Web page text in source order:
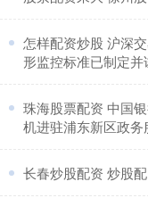
怎样配资炒股 沪深
形监控标准已制定
珠海股票配资 中国
机进驻浦东新区政务
长春炒股配资 炒股